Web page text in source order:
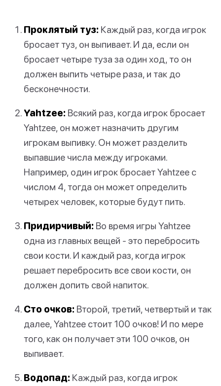
Проклятый туз: Каждый раз, когда игрок
бросает туз, он выпивает. И да, если он
бросает четыре туза за один ход, то он
должен выпить четыре раза, и так до
бесконечности.
Yahtzee: Всякий раз, когда игрок бросает
Yahtzee, он может назначить другим
игрокам выпивку. Он может разделить
выпавшие числа между игроками.
Например, один игрок бросает Yahtzee с
числом 4, тогда он может определить
четырех человек, которые будут пить.
Придирчивый: Во время игры Yahtzee
одна из главных вещей - это перебросить
свои кости. И каждый раз, когда игрок
решает перебросить все свои кости, он
должен допить свой напиток.
Сто очков: Второй, третий, четвертый и так
далее, Yahtzee стоит 100 очков! И по мере
того, как он получает эти 100 очков, он
выпивает.
Водопад: Каждый раз, когда игрок